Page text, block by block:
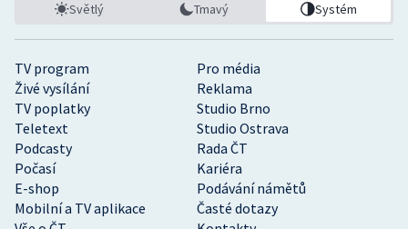
TV program
Pro média
Živé vysílání
Reklama
TV poplatky
Studio Brno
Teletext
Studio Ostrava
Podcasty
Rada ČT
Počasí
Kariéra
E-shop
Podávání námětů
Mobilní a TV aplikace
Časté dotazy
Světlý Tmavý Systém